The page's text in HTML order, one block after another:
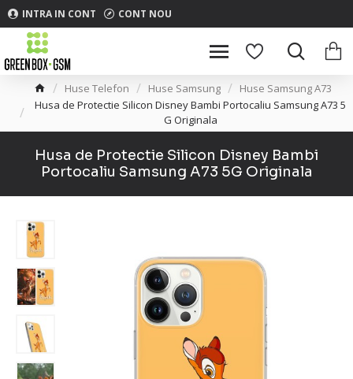
INTRA IN CONT CONT NOU
Huse Telefon Huse Samsung
Huse Samsung A73
Husa de Protectie Silicon Disney Bambi Portocaliu Samsung A73 5
G Originala
Husa de Protectie Silicon Disney Bambi
Portocaliu Samsung A73 5G Originala